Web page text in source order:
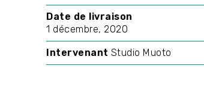
Date de livraison
1 décembre, 2020
Intervenant Studio Muoto